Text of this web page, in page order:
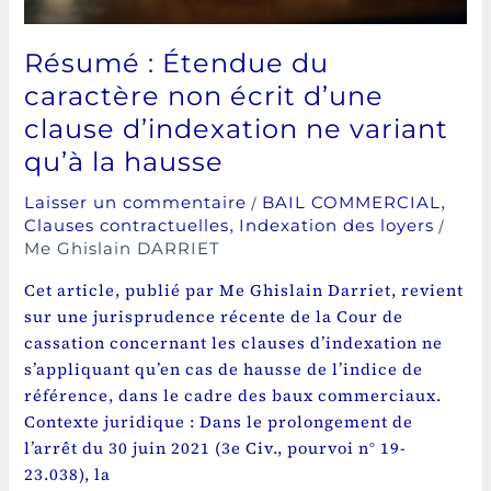
Résumé : Étendue du
caractère non écrit d’une
clause d’indexation ne variant
qu’à la hausse
Laisser un commentaire / BAIL COMMERCIAL,
Clauses contractuelles, Indexation des loyers /
Me Ghislain DARRIET
Cet article, publié par Me Ghislain Darriet, revient
sur une jurisprudence récente de la Cour de
cassation concernant les clauses d’indexation ne
s’appliquant qu’en cas de hausse de l’indice de
référence, dans le cadre des baux commerciaux.
Contexte juridique : Dans le prolongement de
l’arrêt du 30 juin 2021 (3e Civ., pourvoi n° 19-
23.038), la
d’indexation
ne
variant
qu’à
la
hausse